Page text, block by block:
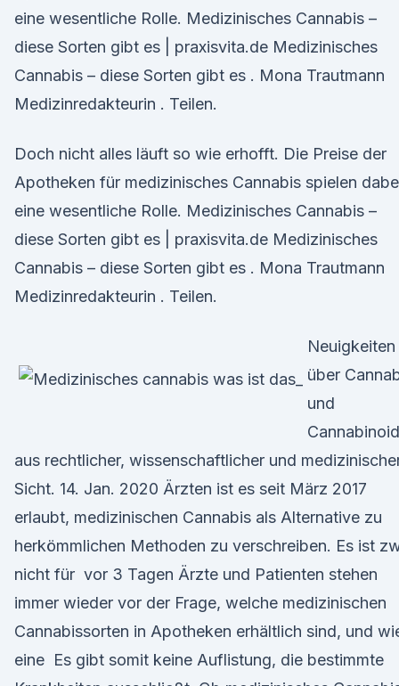
eine wesentliche Rolle. Medizinisches Cannabis –
diese Sorten gibt es | praxisvita.de Medizinisches
Cannabis – diese Sorten gibt es . Mona Trautmann
Medizinredakteurin . Teilen.
Doch nicht alles läuft so wie erhofft. Die Preise der
Apotheken für medizinisches Cannabis spielen
eine wesentliche Rolle. Medizinisches Cannabis –
diese Sorten gibt es | praxisvita.de Medizinisches
Cannabis – diese Sorten gibt es . Mona Trautmann
Medizinredakteurin . Teilen.
Neuigkeiten
über
und
aus rechtlicher, wissenschaftlicher und
Sicht. 14. Jan. 2020 Ärzten ist es seit März 2017
erlaubt, medizinischen Cannabis als Alternative zu
herkömmlichen Methoden zu verschreiben. Es ist
nicht für vor 3 Tagen Ärzte und Patienten stehen
immer wieder vor der Frage, welche medizinischen
Cannabissorten in Apotheken erhältlich sind, und
eine Es gibt somit keine Auflistung, die bestimmte